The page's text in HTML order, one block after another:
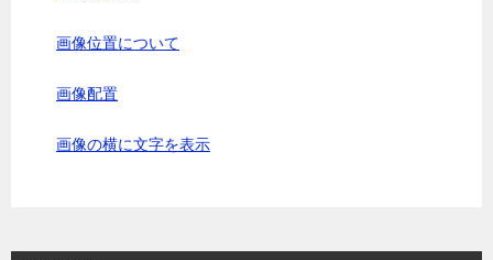
画像位置について
画像配置
画像の横に文字を表示